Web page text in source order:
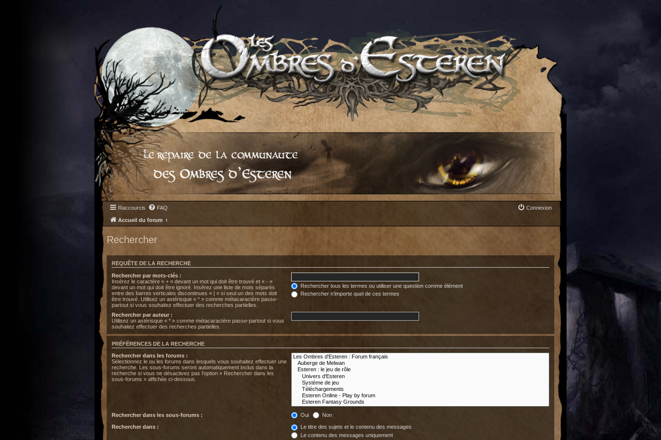
Raccourcis FAQ Connexion
Accueil du forum
Rechercher
REQUÊTE DE LA RECHERCHE
Rechercher par mots-clés :
Insérez le caractère « + » devant un mot qui doit être trouvé et « - »
devant un mot qui doit être ignoré. Insérez une liste de mots séparés
entre des barres verticales discontinues « | » si seul un des mots doit
être trouvé. Utilisez un astérisque « * » comme métacaractère passe-
partout si vous souhaitez effectuer des recherches partielles.
Rechercher tous les termes ou utiliser une question comme élément
Rechercher n’importe quel de ces termes
Rechercher par auteur :
Utilisez un astérisque « * » comme métacaractère passe-partout si vous
souhaitez effectuer des recherches partielles.
PRÉFÉRENCES DE LA RECHERCHE
Rechercher dans les forums :
Sélectionnez le ou les forums dans lesquels vous souhaitez effectuer une
recherche. Les sous-forums seront automatiquement inclus dans la
recherche si vous ne désactivez pas l’option « Rechercher dans les
sous-forums » affichée ci-dessous.
Rechercher dans les sous-forums : Oui Non
Rechercher dans :
Le titre des sujets et le contenu des messages
Le contenu des messages uniquement